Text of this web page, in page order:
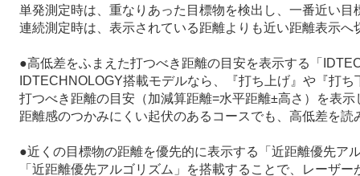
単発測定時は、重なりあった目標物を検出し、一番近い
連続測定時は、表示されている距離よりも近い距離表示
●高低差をふまえた打つべき距離の目安を表示する「
IDTECHNOLOGY搭載モデルなら、『打ち上げ』や『打
打つべき距離の目安（加減算距離=水平距離±高さ）を表示
距離感のつかみにくい起伏のあるコースでも、高低差を
●近くの目標物の距離を優先的に表示する「近距離優先ア
「近距離優先アルゴリズム」を搭載することで、レーザ